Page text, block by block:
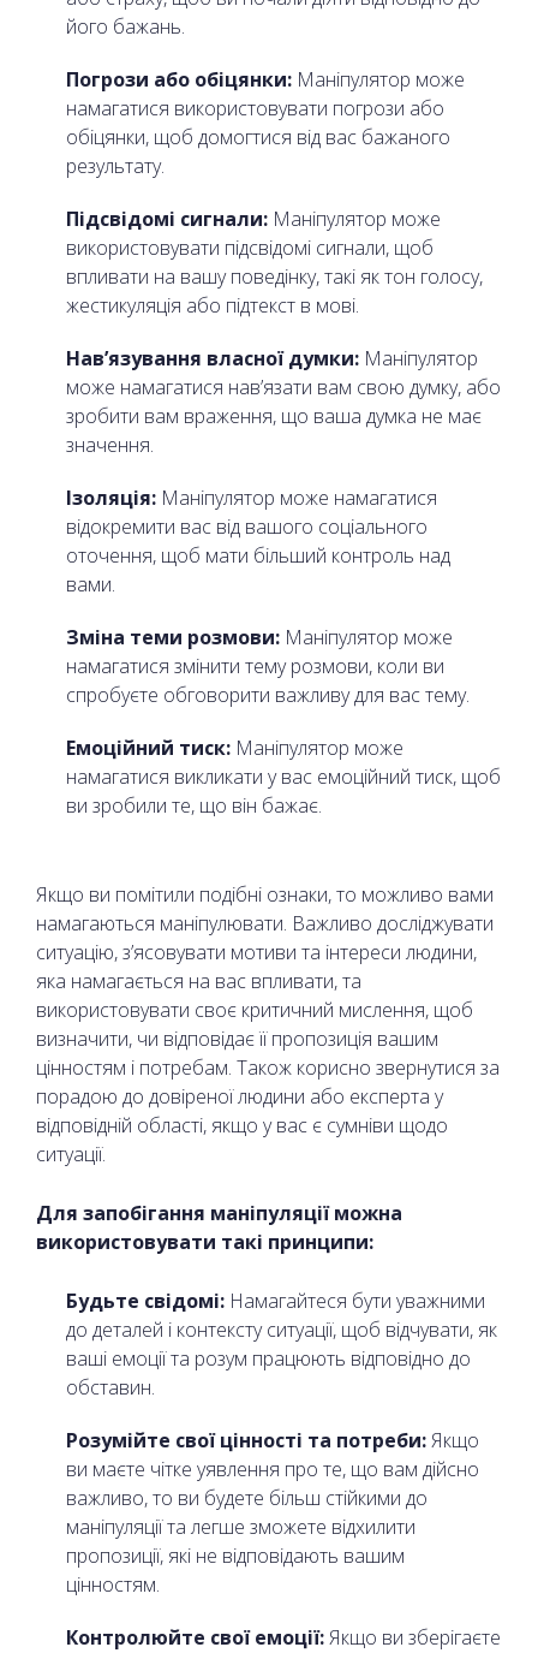
його бажань.
Погрози або обіцянки: Маніпулятор може
намагатися використовувати погрози або
обіцянки, щоб домогтися від вас бажаного
результату.
Підсвідомі сигнали: Маніпулятор може
використовувати підсвідомі сигнали, щоб
впливати на вашу поведінку, такі як тон голосу,
жестикуляція або підтекст в мові.
Нав’язування власної думки: Маніпулятор
може намагатися нав’язати вам свою думку, або
зробити вам враження, що ваша думка не має
значення.
Ізоляція: Маніпулятор може намагатися
відокремити вас від вашого соціального
оточення, щоб мати більший контроль над
вами.
Зміна теми розмови: Маніпулятор може
намагатися змінити тему розмови, коли ви
спробуєте обговорити важливу для вас тему.
Емоційний тиск: Маніпулятор може
намагатися викликати у вас емоційний тиск, щоб
ви зробили те, що він бажає.
Якщо ви помітили подібні ознаки, то можливо вами
намагаються маніпулювати. Важливо досліджувати
ситуацію, з’ясовувати мотиви та інтереси людини,
яка намагається на вас впливати, та
використовувати своє критичний мислення, щоб
визначити, чи відповідає її пропозиція вашим
цінностям і потребам. Також корисно звернутися за
порадою до довіреної людини або експерта у
відповідній області, якщо у вас є сумніви щодо
ситуації.
Для запобігання маніпуляції можна
використовувати такі принципи:
Будьте свідомі: Намагайтеся бути уважними
до деталей і контексту ситуації, щоб відчувати, як
ваші емоції та розум працюють відповідно до
обставин.
Розумійте свої цінності та потреби:Якщо
ви маєте чітке уявлення про те, що вам дійсно
важливо, то ви будете більш стійкими до
маніпуляції та легше зможете відхилити
пропозиції, які не відповідають вашим
цінностям.
Контролюйте свої емоції:Якщо ви зберігаєте